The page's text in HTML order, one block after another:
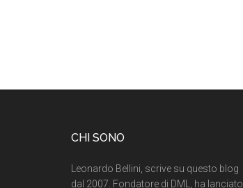
CHI SONO
Leonardo Bellini, scrive su questo blog
dal 2007. Fondatore di DML, ha lanciato